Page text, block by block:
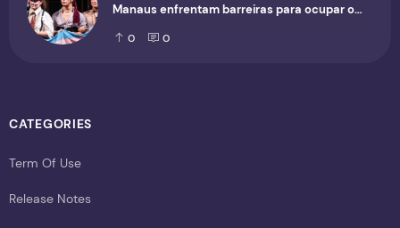
Manaus enfrentam barreiras para ocupar o
cenário cultural
0 0
CATEGORIES
Term Of Use
Release Notes